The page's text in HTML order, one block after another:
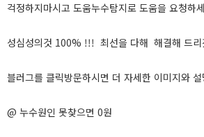
걱정하지마시고 도움누수탐지로 도움을 요청하
성심성의것 100% !!! 최선을 다해 해결해 드리
블러그를 클릭방문하시면 더 자세한 이미지와
@ 누수원인 못찾으면 0원